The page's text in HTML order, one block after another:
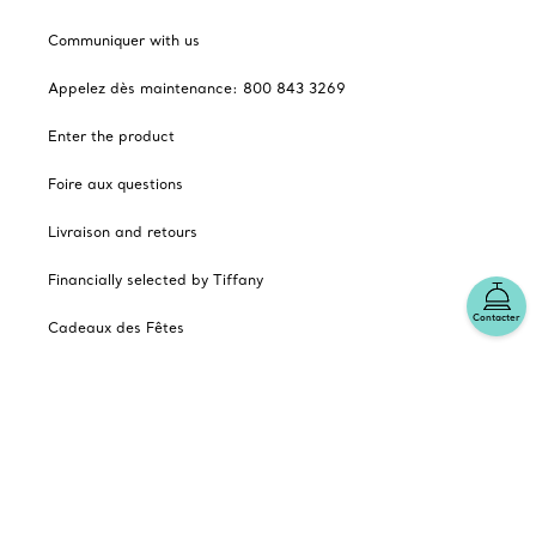
Contacter
Communiquer with us
Appelez dès maintenance: 800 843 3269
Enter the product
Foire aux questions
Livraison and retours
Financially selected by Tiffany
Cadeaux des Fêtes